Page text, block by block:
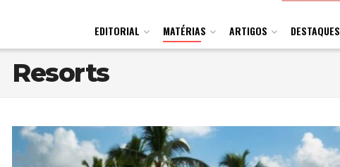
EDITORIAL MATÉRIAS ARTIGOS DESTAQUES
Resorts